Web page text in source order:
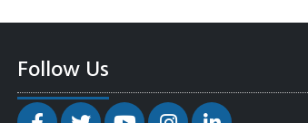
Follow Us